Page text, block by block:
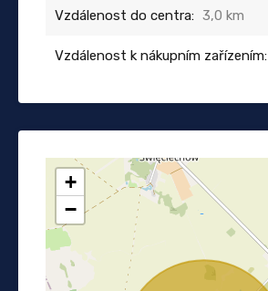
Vzdálenost do centra: 3,0 km
Vzdálenost k nákupním zařízením:
+
−